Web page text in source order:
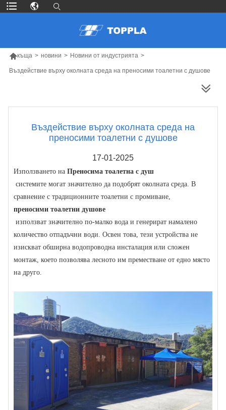
къща > новини > Новини от индустрията >
Въздействие върху околната среда на преносими тоалетни с душове
Въздействие върху околната среда на
преносими тоалетни с душове
17-01-2025
Използването на Преносима тоалетна с душ
системите могат значително да подобрят околната среда. В
сравнение с традиционните тоалетни с промиване,
преносими тоалетни душове
използват значително по-малко вода и генерират намалено
количество отпадъчни води. Освен това, тези устройства не
изискват обширна водопроводна инсталация или сложен
монтаж, което позволява лесното им преместване от едно място
на друго.